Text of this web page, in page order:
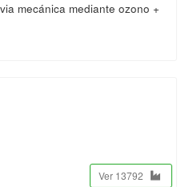
mecánica mediante ozono +
Ver 13792